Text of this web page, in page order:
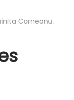
Corneanu.